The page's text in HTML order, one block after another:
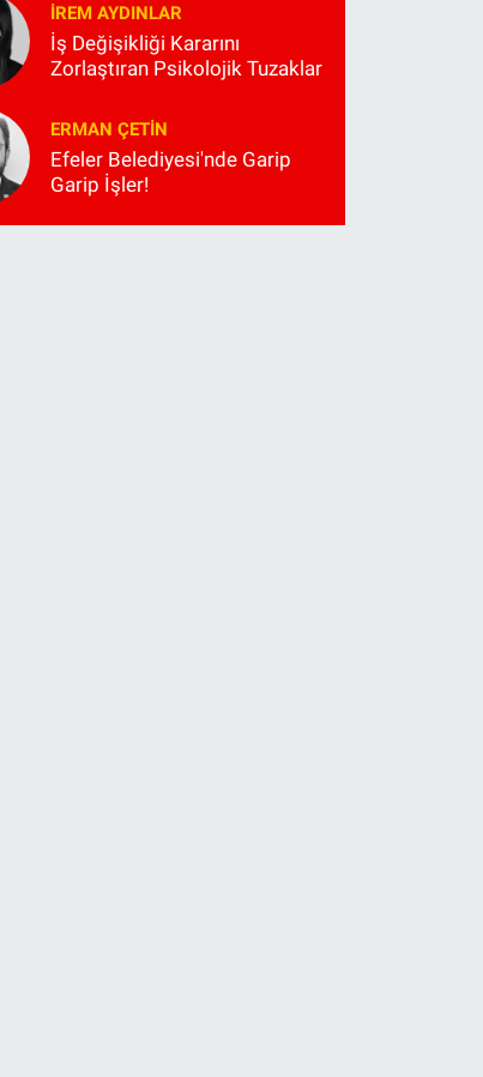
İREM AYDINLAR
İş Değişikliği Kararını
Zorlaştıran Psikolojik Tuzaklar
ERMAN ÇETIN
Efeler Belediyesi'nde Garip
Garip İşler!